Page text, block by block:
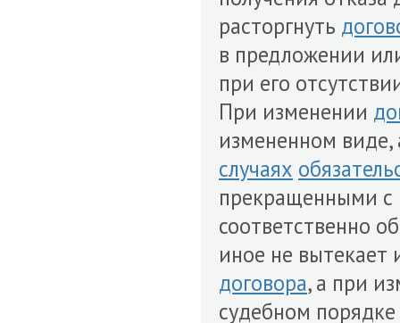
расторгнуть
в предложении
при его
При изменении
измененном виде,
случаях
прекращенными с
соответственно
иное не вытекает
договора, а при
судебном